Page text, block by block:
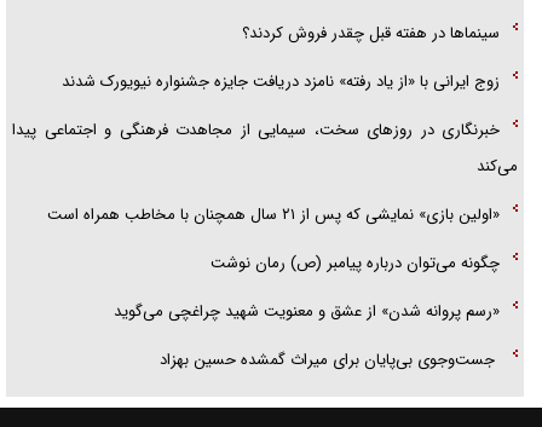
سینما‌ها در هفته قبل چقدر فروش کردند؟
زوج ایرانی با «از یاد رفته» نامزد دریافت جایزه جشنواره نیویورک شدند
خبرنگاری در روزهای سخت، سیمایی از مجاهدت فرهنگی و اجتماعی پیدا
می‌کند
«اولین بازی» نمایشی که پس از ۲۱ سال همچنان با مخاطب همراه است
چگونه می‌توان درباره پیامبر (ص) رمان نوشت
«رسم پروانه شدن» از عشق و معنویت شهید چراغچی می‌گوید
جست‌وجوی بی‌پایان برای میراث گمشده حسین بهزاد